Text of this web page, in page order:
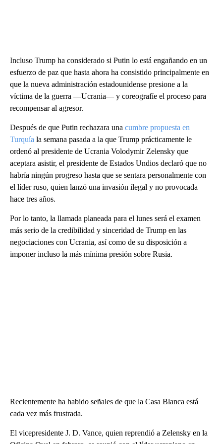
Incluso Trump ha considerado si Putin lo está engañando en un
esfuerzo de paz que hasta ahora ha consistido principalmente en
que la nueva administración estadounidense presione a la
víctima de la guerra —Ucrania— y coreografíe el proceso para
recompensar al agresor.
Después de que Putin rechazara una cumbre propuesta en
Turquía la semana pasada a la que Trump prácticamente le
ordenó al presidente de Ucrania Volodymir Zelensky que
aceptara asistir, el presidente de Estados Undios declaró que no
habría ningún progreso hasta que se sentara personalmente con
el líder ruso, quien lanzó una invasión ilegal y no provocada
hace tres años.
Por lo tanto, la llamada planeada para el lunes será el examen
más serio de la credibilidad y sinceridad de Trump en las
negociaciones con Ucrania, así como de su disposición a
imponer incluso la más mínima presión sobre Rusia.
Recientemente ha habido señales de que la Casa Blanca está
cada vez más frustrada.
El vicepresidente J. D. Vance, quien reprendió a Zelensky en la